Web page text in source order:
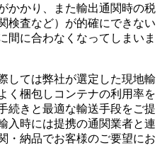
かかり、また輸出通関時の税
検査など）が的確にできない
間に合わなくなってしまいま
しては弊社が選定した現地輸
く梱包しコンテナの利用率を
続きと最適な輸送手段をご提
入時には提携の通関業者と連
・納品でお客様のご要望にお